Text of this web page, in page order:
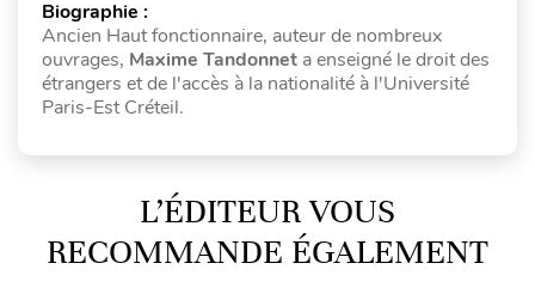
Biographie :
Ancien Haut fonctionnaire, auteur de nombreux
ouvrages, Maxime Tandonnet a enseigné le droit des
étrangers et de l'accès à la nationalité à l'Université
Paris-Est Créteil.
L’ÉDITEUR VOUS
RECOMMANDE ÉGALEMENT